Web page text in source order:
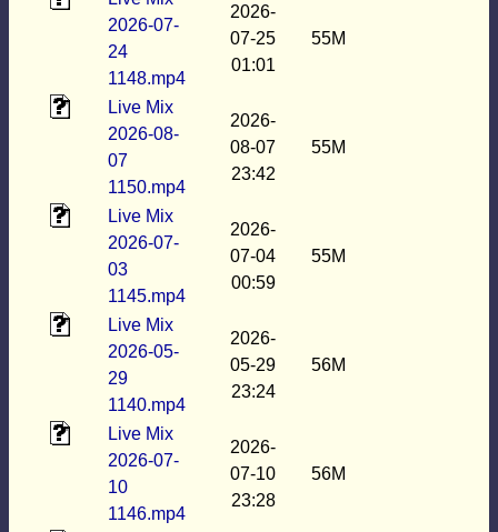
2026-07-
24
1148.mp4
2026-
07-25
01:01
55M
Live Mix
2026-08-
07
1150.mp4
2026-
08-07
23:42
55M
Live Mix
2026-07-
03
1145.mp4
2026-
07-04
00:59
55M
Live Mix
2026-05-
29
1140.mp4
2026-
05-29
23:24
56M
Live Mix
2026-07-
10
1146.mp4
2026-
07-10
23:28
56M